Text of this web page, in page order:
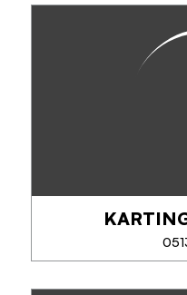
EN
Venez découvrir
verticale accessible à
d'exception, au pied
Céüse, véritable
EN